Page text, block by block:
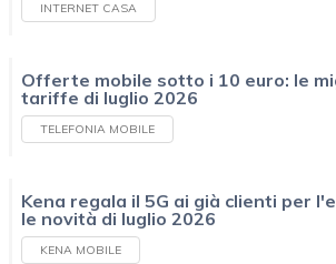
INTERNET CASA
Offerte mobile sotto i 10 euro: le
tariffe di luglio 2026
TELEFONIA MOBILE
Kena regala il 5G ai già clienti per
le novità di luglio 2026
KENA MOBILE